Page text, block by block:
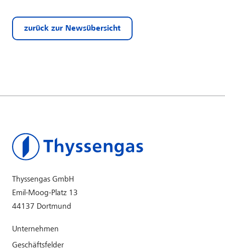
zurück zur Newsübersicht
Thyssengas GmbH
Emil-Moog-Platz 13
44137 Dortmund
Unternehmen
Geschäftsfelder